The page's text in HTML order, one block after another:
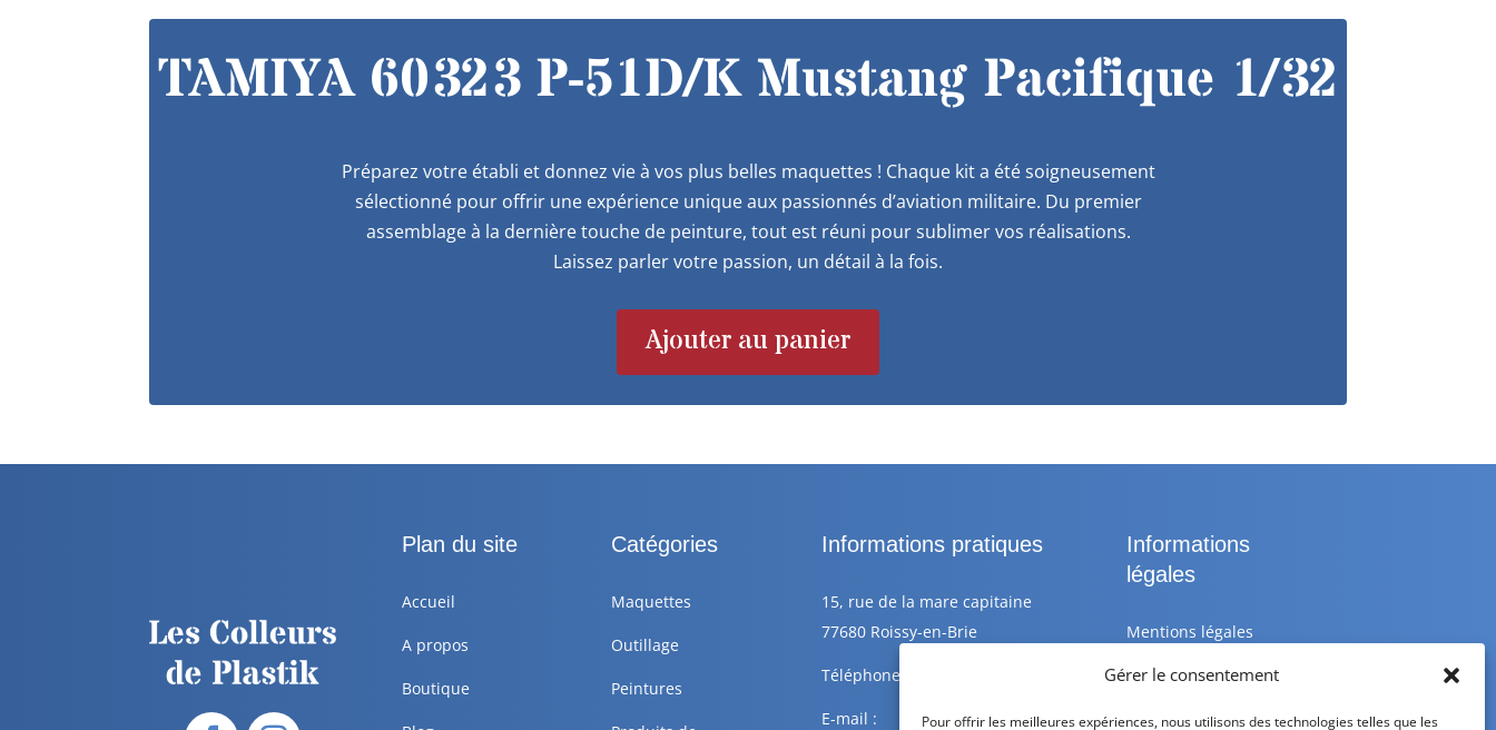
Gérer le consentement
Pour offrir les meilleures expériences, nous utilisons des technologies telles que les
TAMIYA 60323 P-51D/K Mustang Pacifique 1/32
Préparez votre établi et donnez vie à vos plus belles maquettes ! Chaque kit a été soigneusement
sélectionné pour offrir une expérience unique aux passionnés d’aviation militaire. Du premier
assemblage à la dernière touche de peinture, tout est réuni pour sublimer vos réalisations.
Laissez parler votre passion, un détail à la fois.
Ajouter au panier
Plan du site
Accueil
A propos
Boutique
Catégories
Maquettes
Outillage
Peintures
Informations pratiques
15, rue de la mare capitaine
77680 Roissy-en-Brie
Téléphone : +33 6 88 77 25 10
E-mail :
Informations
légales
Mentions légales
Politique de